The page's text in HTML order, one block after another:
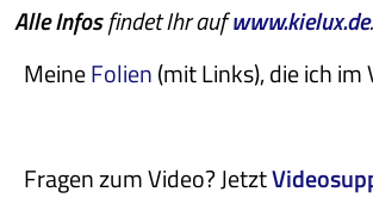
Alle Infosfindet Ihr aufwww.kielux.de.
MeineFolien(mit Links), die ich im
Fragen zum Video? Jetzt